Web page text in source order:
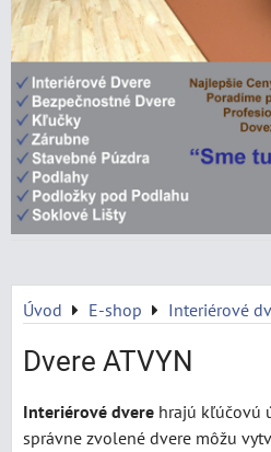
Úvod E-shop Interiérové
Dvere ATVYN
Interiérové dvere hrajú kľúčovú
správne zvolené dvere môžu